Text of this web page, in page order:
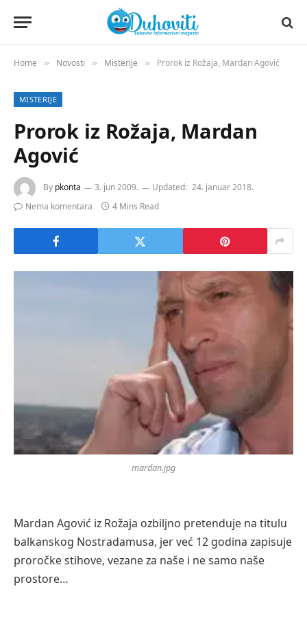
Home » Novosti » Misterije » Prorok iz Rožaja, Mardan Agović
MISTERIJE
Prorok iz Rožaja, Mardan
Agović
By pkonta 3. jun 2009. Updated: 24. januar 2018.
Nema komentara
4 Mins Read
mardan.jpg
Mardan Agović iz Rožaja ozbiljno pretenduje na titulu
balkanskog Nostradamusa, jer već 12 godina zapisuje
proročke stihove, vezane za naše i ne samo naše
prostore…